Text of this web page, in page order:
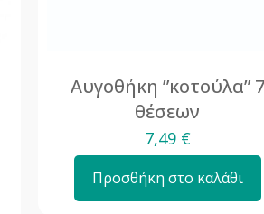
Αυγοθήκη ”κοτούλα” 7
θέσεων
7,49 €
Προσθήκη στο καλάθι